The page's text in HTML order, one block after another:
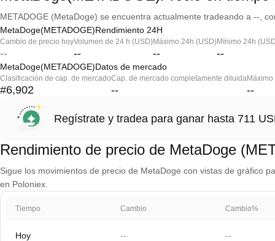
METADOGE (MetaDoge) se encuentra actualmente tradeando a --,
MetaDoge(METADOGE)Rendimiento 24H
Cambio de precio hoy
--
Volumen de 24 h (USD)
--
Máximo 24h (USD)
--
Mínimo 24h
--
MetaDoge(METADOGE)Datos de mercado
Clasificación de cap. de mercado
#6,902
Cap. de mercado completamente diluida
-- --
Regístrate y tradea para ganar hasta 711
Rendimiento de precio de MetaDoge
Sigue los movimientos de precio de MetaDoge con vistas de gráfico
en Poloniex.
Tiempo Cambio Cambio%
Hoy -- --